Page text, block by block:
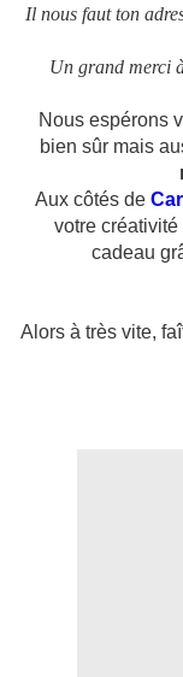
Il nous faut ton
Un grand merci
Nous espérons
bien sûr mais
Aux côtés de
votre
cadeau
Alors à très vite,